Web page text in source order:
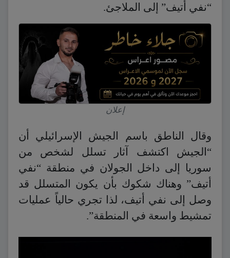
“نفي أتيف” إلى الملاجئ.
إعلان
وقال الناطق باسم الجيش الإسرائيلي أن
“الجيش اكتشف آثار تسلل لشخص من
سوريا إلى داخل الجولان في منطقة “نفي
أتيف” وهناك شكوك بأن يكون المتسلل قد
وصل إلى نفي أتيف، لذا تجري حالياً عمليات
تمشيط واسعة في المنطقة”.